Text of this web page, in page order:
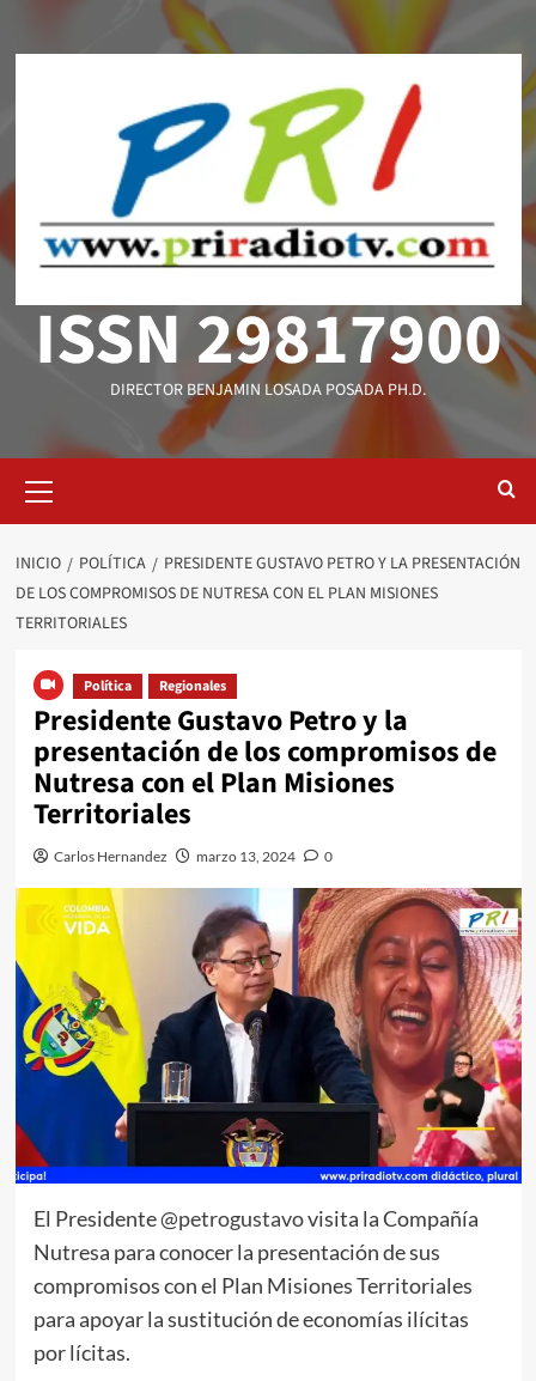
ISSN 29817900
DIRECTOR BENJAMIN LOSADA POSADA PH.D.
primario
INICIO POLÍTICA
PRESIDENTE GUSTAVO PETRO Y LA PRESENTACIÓN
DE LOS COMPROMISOS DE NUTRESA CON EL PLAN MISIONES
TERRITORIALES
Política Regionales
Presidente Gustavo Petro y la
presentación de los compromisos de
Nutresa con el Plan Misiones
Territoriales
Carlos Hernandez marzo 13, 2024 0
El Presidente@petrogustavovisita la Compañía
Nutresa para conocer la presentación de sus
compromisos con el Plan Misiones Territoriales
para apoyar la sustitución de economías ilícitas
por lícitas.